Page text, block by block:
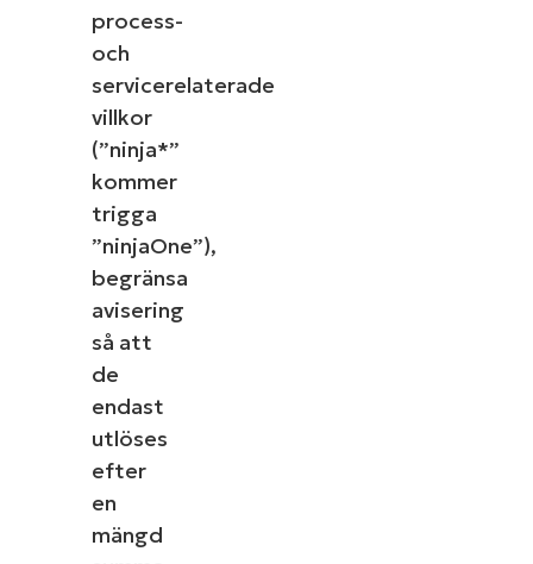
process-
och
servicerelaterade
villkor
(”ninja*”
kommer
trigga
”ninjaOne”),
begränsa
avisering
så att
de
endast
utlöses
efter
en
mängd